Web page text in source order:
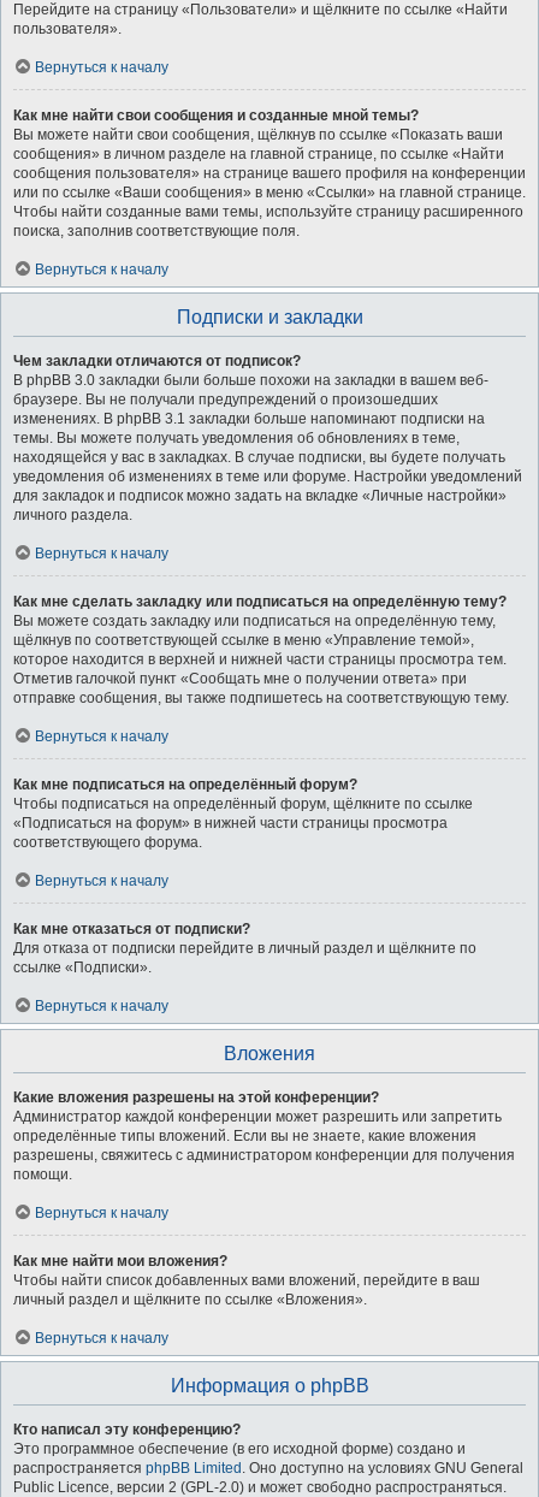
Перейдите на страницу «Пользователи» и щёлкните по ссылке «Найти
пользователя».
Вернуться к началу
Как мне найти свои сообщения и созданные мной темы?
Вы можете найти свои сообщения, щёлкнув по ссылке «Показать ваши
сообщения» в личном разделе на главной странице, по ссылке «Найти
сообщения пользователя» на странице вашего профиля на конференции
или по ссылке «Ваши сообщения» в меню «Ссылки» на главной странице.
Чтобы найти созданные вами темы, используйте страницу расширенного
поиска, заполнив соответствующие поля.
Вернуться к началу
Подписки и закладки
Чем закладки отличаются от подписок?
В phpBB 3.0 закладки были больше похожи на закладки в вашем веб-
браузере. Вы не получали предупреждений о произошедших
изменениях. В phpBB 3.1 закладки больше напоминают подписки на
темы. Вы можете получать уведомления об обновлениях в теме,
находящейся у вас в закладках. В случае подписки, вы будете получать
уведомления об изменениях в теме или форуме. Настройки уведомлений
для закладок и подписок можно задать на вкладке «Личные настройки»
личного раздела.
Вернуться к началу
Как мне сделать закладку или подписаться на определённую тему?
Вы можете создать закладку или подписаться на определённую тему,
щёлкнув по соответствующей ссылке в меню «Управление темой»,
которое находится в верхней и нижней части страницы просмотра тем.
Отметив галочкой пункт «Сообщать мне о получении ответа» при
отправке сообщения, вы также подпишетесь на соответствующую тему.
Вернуться к началу
Как мне подписаться на определённый форум?
Чтобы подписаться на определённый форум, щёлкните по ссылке
«Подписаться на форум» в нижней части страницы просмотра
соответствующего форума.
Вернуться к началу
Как мне отказаться от подписки?
Для отказа от подписки перейдите в личный раздел и щёлкните по
ссылке «Подписки».
Вернуться к началу
Вложения
Какие вложения разрешены на этой конференции?
Администратор каждой конференции может разрешить или запретить
определённые типы вложений. Если вы не знаете, какие вложения
разрешены, свяжитесь с администратором конференции для получения
помощи.
Вернуться к началу
Как мне найти мои вложения?
Чтобы найти список добавленных вами вложений, перейдите в ваш
личный раздел и щёлкните по ссылке «Вложения».
Вернуться к началу
Информация о phpBB
Кто написал эту конференцию?
Это программное обеспечение (в его исходной форме) создано и
распространяется phpBB Limited . Оно доступно на условиях GNU General
Public Licence, версии 2 (GPL-2.0) и может свободно распространяться.